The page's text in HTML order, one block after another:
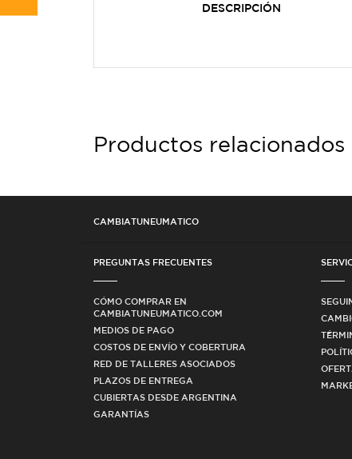
DESCRIPCIÓN
Productos relacionados
CAMBIATUNEUMATICO
PREGUNTAS FRECUENTES
CÓMO COMPRAR EN
CAMBIATUNEUMATICO.COM
MEDIOS DE PAGO
COSTOS DE ENVÍO Y COBERTURA
RED DE TALLERES ASOCIADOS
PLAZOS DE ENTREGA
CUBIERTAS DESDE ARGENTINA
GARANTÍAS